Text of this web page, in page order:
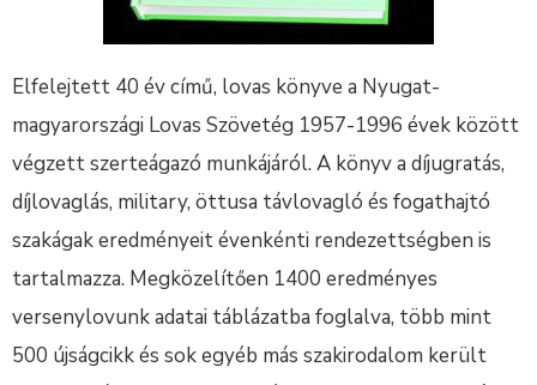
Elfelejtett 40 év című, lovas könyve a Nyugat-
magyarországi Lovas Szövetég 1957-1996 évek között
végzett szerteágazó munkájáról. A könyv a díjugratás,
díjlovaglás, military, öttusa távlovagló és fogathajtó
szakágak eredményeit évenkénti rendezettségben is
tartalmazza. Megközelítően 1400 eredményes
versenylovunk adatai táblázatba foglalva, több mint
500 újságcikk és sok egyéb más szakirodalom került